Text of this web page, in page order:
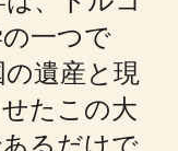
一つで
遺産と現
たこの大